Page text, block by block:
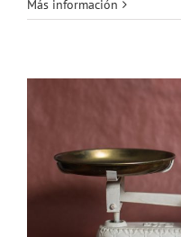
Más información